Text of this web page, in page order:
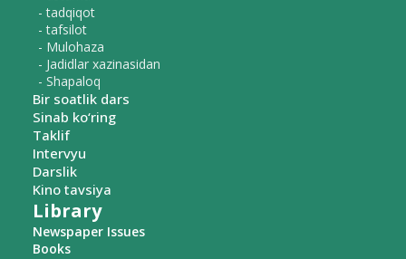
- tadqiqot
- tafsilot
- Mulohaza
- Jadidlar xazinasidan
- Shapaloq
Bir soatlik dars
Sinab ko‘ring
Taklif
Intervyu
Darslik
Kino tavsiya
Library
Newspaper Issues
Books